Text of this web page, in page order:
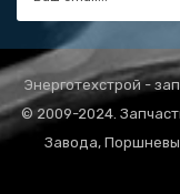
Энерготехстрой -
© 2009-2024.
Завода,